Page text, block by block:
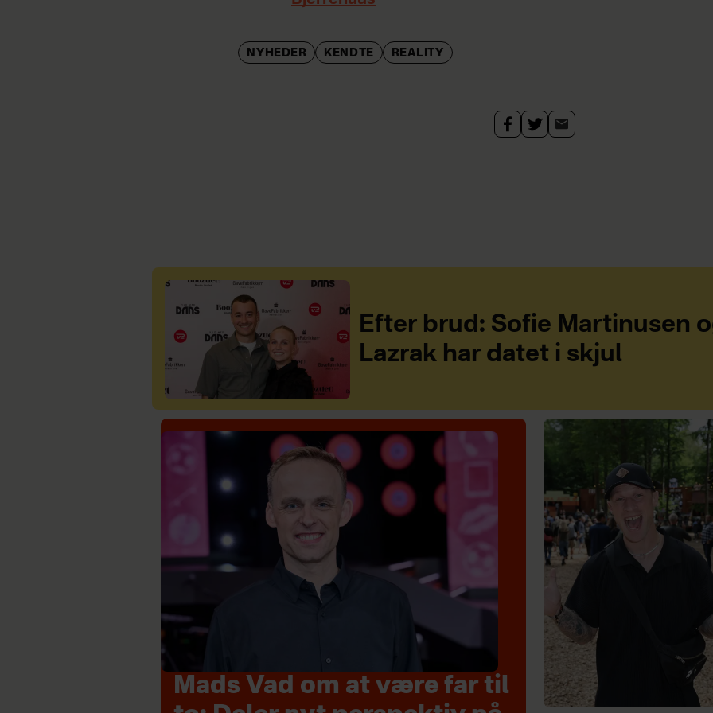
NYHEDER KENDTE REALITY
Efter brud: Sofie Martinusen
Lazrak har datet i skjul
Mads Vad om at være far til